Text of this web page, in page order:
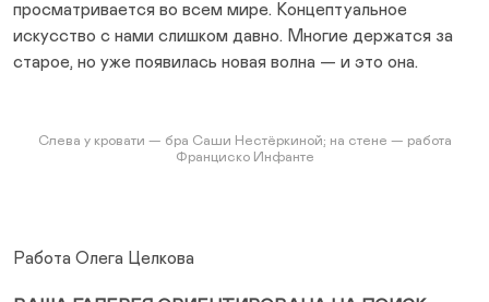
просматривается во всем мире. Концептуальное
искусство с нами слишком давно. Многие держатся за
старое, но уже появилась новая волна — и это она.
Слева у кровати — бра Саши Нестёркиной; на стене — работа
Франциско Инфанте
Работа Олега Целкова